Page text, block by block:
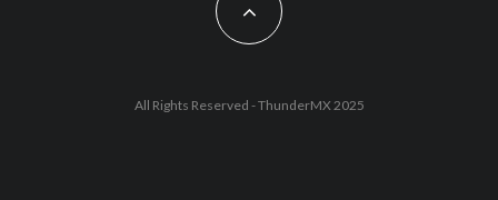
All Rights Reserved - ThunderMX 2025